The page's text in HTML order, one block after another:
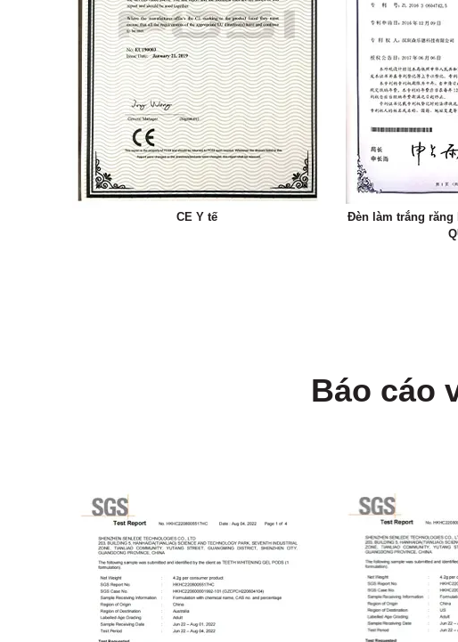
CE Y tế
Đèn làm trắng răng
Báo cáo